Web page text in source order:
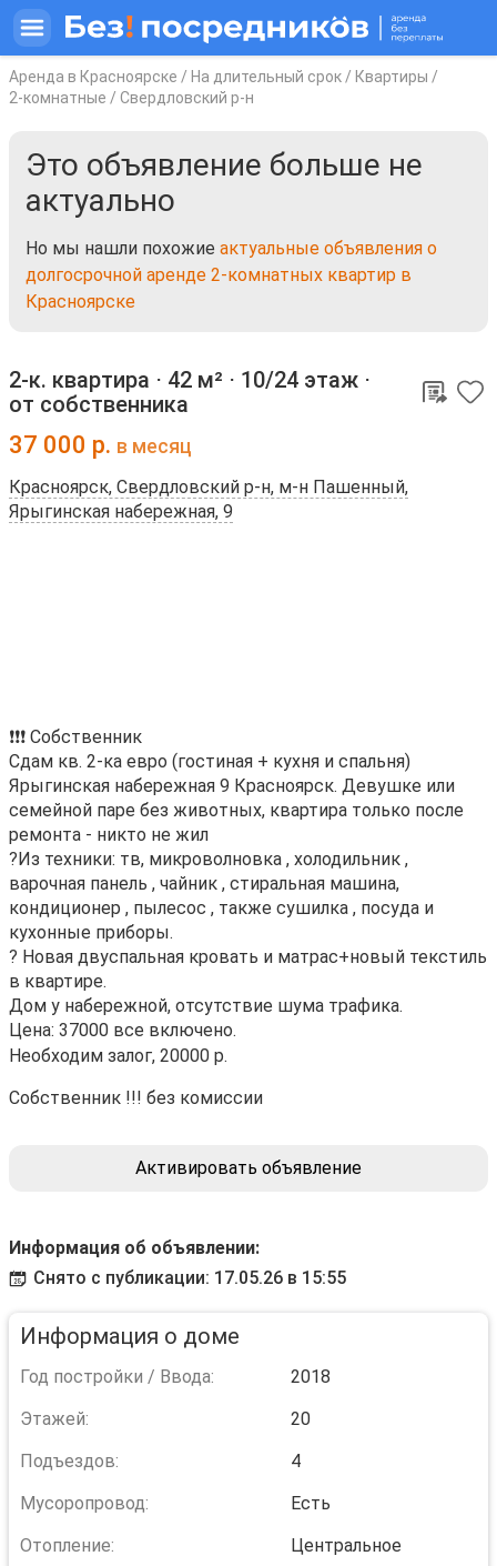
Аренда в Красноярске / На длительный срок / Квартиры /
2-комнатные / Свердловский р-н
Это объявление больше не
актуально
Но мы нашли похожие актуальные объявления о
долгосрочной аренде 2-комнатных квартир в
Красноярске
2-к. квартира ⋅ 42 м² ⋅ 10/24 этаж ⋅
от собственника
37 000 р. в месяц
Красноярск, Свердловский р-н, м-н Пашенный,
Ярыгинская набережная, 9
❗️❗️❗️ Собственник
Сдам кв. 2-ка евро (гостиная + кухня и спальня)
Ярыгинская набережная 9 Красноярск. Девушке или
семейной паре без животных, квартира только после
ремонта - никто не жил
?Из техники: тв, микроволновка , холодильник ,
варочная панель , чайник , стиральная машина,
кондиционер , пылесос , также сушилка , посуда и
кухонные приборы.
? Новая двуспальная кровать и матрас+новый текстиль
в квартире.
Дом у набережной, отсутствие шума трафика.
Цена: 37000 все включено.
Необходим залог, 20000 р.
Собственник !!! без комиссии
Активировать объявление
Информация об объявлении:
Снято с публикации: 17.05.26 в 15:55
Информация о доме
Год постройки / Ввода:
2018
Этажей:
20
Подъездов:
4
Мусоропровод:
Есть
Отопление:
Центральное